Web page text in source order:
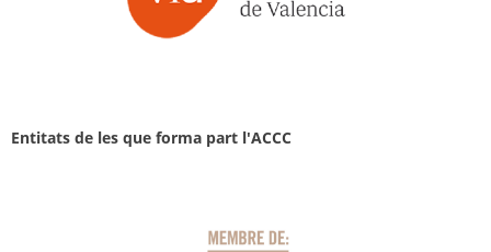
Entitats de les que forma part l'ACCC